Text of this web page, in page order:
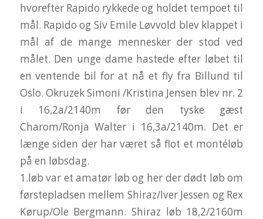
hvorefter Rapido rykkede og holdet tempoet til
mål. Rapido og Siv Emile Løvvold blev klappet i
mål af de mange mennesker der stod ved
målet. Den unge dame hastede efter løbet til
en ventende bil for at nå et fly fra Billund til
Oslo. Okruzek Simoni /Kristina Jensen blev nr. 2
i 16,2a/2140m før den tyske gæst
Charom/Ronja Walter i 16,3a/2140m. Det er
længe siden der har været så flot et montéløb
på en løbsdag.
1.løb var et amatør løb og her der dødt løb om
førstepladsen mellem Shiraz/Iver Jessen og Rex
Kørup/Ole Bergmann. Shiraz løb 18,2/2160m